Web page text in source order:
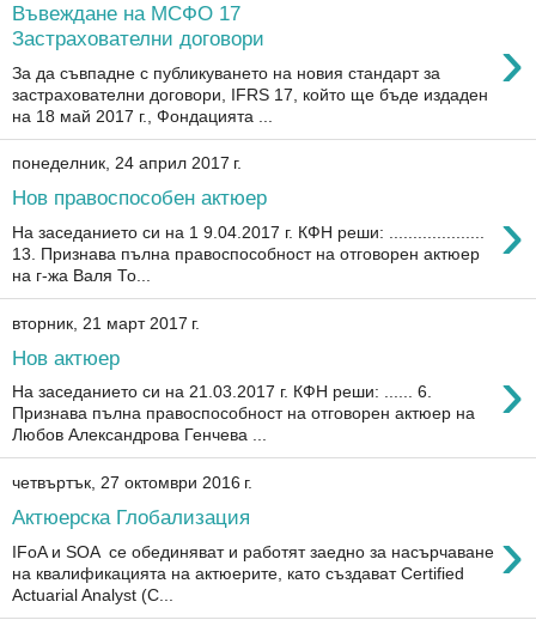
Въвеждане на МСФО 17
Застрахователни договори
›
За да съвпадне с публикуването на новия стандарт за
застрахователни договори, IFRS 17, който ще бъде издаден
на 18 май 2017 г., Фондацията ...
понеделник, 24 април 2017 г.
Нов правоспособен актюер ›
На заседанието си на 1 9.04.2017 г. КФН реши: ....................
13. Признава пълна правоспособност на отговорен актюер
на г-жа Валя То...
вторник, 21 март 2017 г.
Нов актюер ›
На заседанието си на 21.03.2017 г. КФН реши: ...... 6.
Признава пълна правоспособност на отговорен актюер на
Любов Александрова Генчева ...
четвъртък, 27 октомври 2016 г.
Актюерска Глобализация ›
IFoA и SOA се обединяват и работят заедно за насърчаване
на квалификацията на актюерите, като създават Certified
Actuarial Analyst (C...